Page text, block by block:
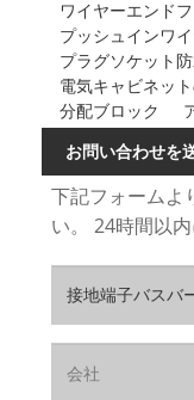
ワイヤーエンド
プッシュインワ
プラグソケット
電気キャビネッ
分配ブロック
お問い合わせを
下記フォームよ
い。 24時間以内